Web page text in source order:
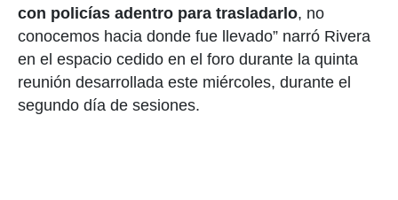
con policías adentro para trasladarlo, no
conocemos hacia donde fue llevado” narró Rivera
en el espacio cedido en el foro durante la quinta
reunión desarrollada este miércoles, durante el
segundo día de sesiones.